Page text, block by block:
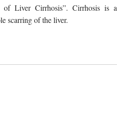
of Liver Cirrhosis”. Cirrhosis is a
scarring of the liver.